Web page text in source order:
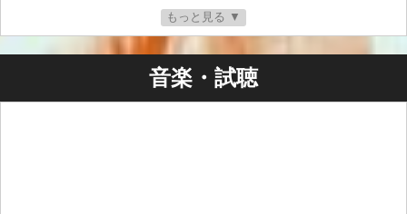
7/11 東京｜Tokyo 新宿OPEN
BIG ROMANTIC RECORDS
もっと見る ▼
音楽・試聴